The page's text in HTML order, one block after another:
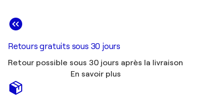
Retours gratuits sous 30 jours
Retour possible sous 30 jours après la livraison
En savoir plus